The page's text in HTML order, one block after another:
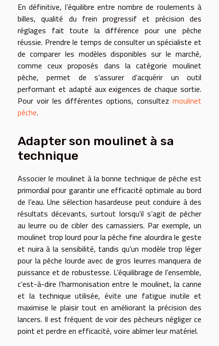
En définitive, l’équilibre entre nombre de roulements à
billes, qualité du frein progressif et précision des
réglages fait toute la différence pour une pêche
réussie. Prendre le temps de consulter un spécialiste et
de comparer les modèles disponibles sur le marché,
comme ceux proposés dans la catégorie moulinet
pêche, permet de s’assurer d’acquérir un outil
performant et adapté aux exigences de chaque sortie.
Pour voir les différentes options, consultez moulinet
pêche.
Adapter son moulinet à sa
technique
Associer le moulinet à la bonne technique de pêche est
primordial pour garantir une efficacité optimale au bord
de l’eau. Une sélection hasardeuse peut conduire à des
résultats décevants, surtout lorsqu’il s’agit de pêcher
au leurre ou de cibler des carnassiers. Par exemple, un
moulinet trop lourd pour la pêche fine alourdira le geste
et nuira à la sensibilité, tandis qu’un modèle trop léger
pour la pêche lourde avec de gros leurres manquera de
puissance et de robustesse. L’équilibrage de l’ensemble,
c’est-à-dire l’harmonisation entre le moulinet, la canne
et la technique utilisée, évite une fatigue inutile et
maximise le plaisir tout en améliorant la précision des
lancers. Il est fréquent de voir des pêcheurs négliger ce
point et perdre en efficacité, voire abîmer leur matériel.